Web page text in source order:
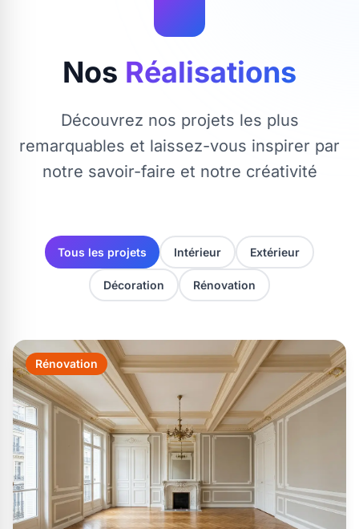
Nos Réalisations
Découvrez nos projets les plus
remarquables et laissez-vous inspirer par
notre savoir-faire et notre créativité
Tous les projets Intérieur Extérieur
Décoration Rénovation
Rénovation